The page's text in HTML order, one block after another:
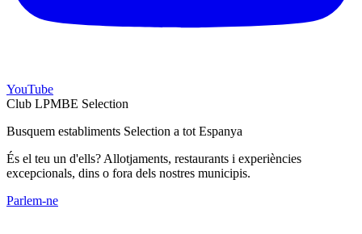
YouTube
Club LPMBE Selection
Busquem establiments Selection a tot Espanya
És el teu un d'ells? Allotjaments, restaurants i experiències
excepcionals, dins o fora dels nostres municipis.
Parlem-ne